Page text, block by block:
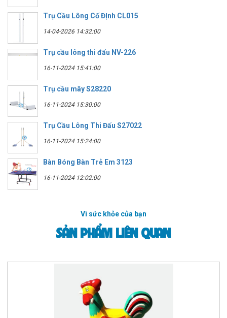
Trụ Cầu Lông Cố ĐỊnh CL015
14-04-2026 14:32:00
Trụ cầu lông thi đấu NV-226
16-11-2024 15:41:00
Trụ cầu mây S28220
16-11-2024 15:30:00
Trụ Cầu Lông Thi Đấu S27022
16-11-2024 15:24:00
Bàn Bóng Bàn Trẻ Em 3123
16-11-2024 12:02:00
Vì sức khỏe của bạn
SẢN PHẨM LIÊN QUAN